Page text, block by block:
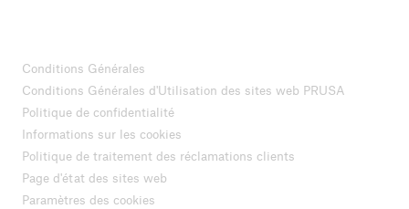
Conditions Générales
Conditions Générales d'Utilisation des sites web PRUSA
Politique de confidentialité
Informations sur les cookies
Politique de traitement des réclamations clients
Page d'état des sites web
Paramètres des cookies